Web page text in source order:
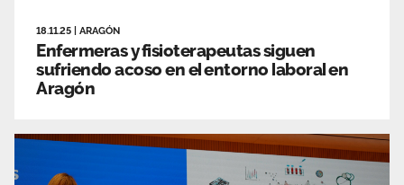
18.11.25 ARAGÓN
Enfermeras y fisioterapeutas siguen
sufriendo acoso en el entorno laboral en
Aragón